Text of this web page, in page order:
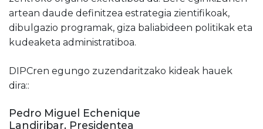
artean daude definitzea estrategia zientifikoak,
dibulgazio programak, giza baliabideen politikak eta
kudeaketa administratiboa.
DIPCren egungo zuzendaritzako kideak hauek
dira::
Pedro Miguel Echenique
Landiribar, Presidentea